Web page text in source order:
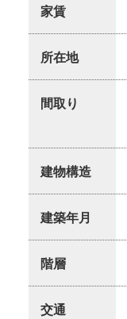
家賃
所在地
間取り
建物構造
建築年月
階層
交通